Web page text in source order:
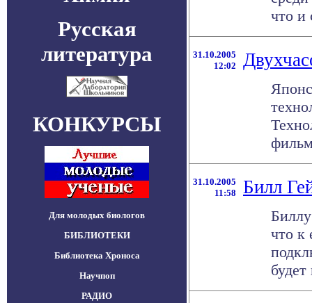
Русская
литература
КОНКУРСЫ
Для молодых биологов
БИБЛИОТЕКИ
Библиотека Хроноса
Научпоп
РАДИО
что и
31.10.2005
12:02
31.10.2005
11:58
Билл
что к